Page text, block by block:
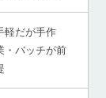
軽だが手作
・バッチが前